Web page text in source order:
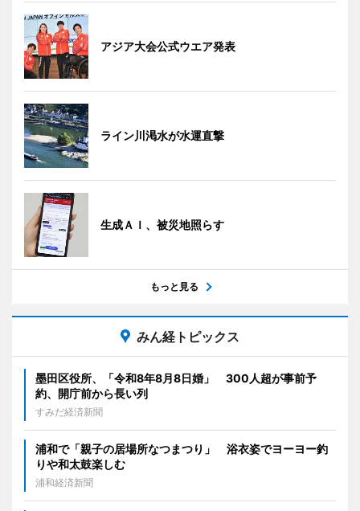
アジア大会公式ウエア発表
ライン川渇水が水運直撃
生成ＡＩ、被災地照らす
もっと見る
みん経トピックス
墨田区役所、「令和8年8月8日婚」 300人超が事前予
約、開庁前から長い列
すみだ経済新聞
浦和で「親子の居場所なつまつり」 浴衣姿でヨーヨー釣
りや和太鼓楽しむ
浦和経済新聞